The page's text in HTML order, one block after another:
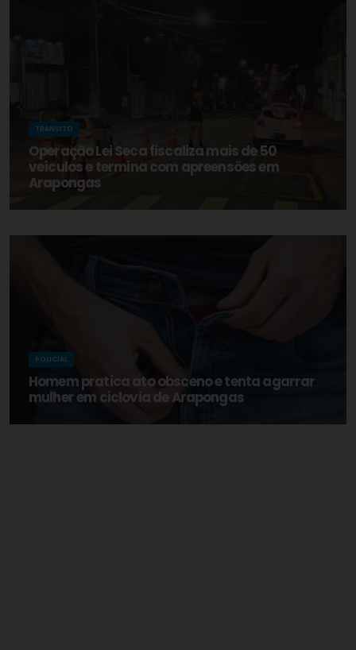
TRANSITO
Operação Lei Seca fiscaliza mais de 50
veículos e termina com apreensões em
Arapongas
POLICIAL
Homem pratica ato obsceno e tenta agarrar
mulher em ciclovia de Arapongas